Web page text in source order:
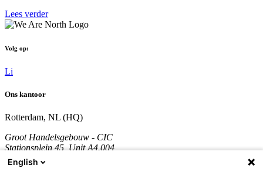
Lees verder
Volg op:
Li
Ons kantoor
Rotterdam, NL (HQ)
Groot Handelsgebouw - CIC
Stationsplein 45, Unit A4.004
3013 AK Rotterdam
Nederland
English